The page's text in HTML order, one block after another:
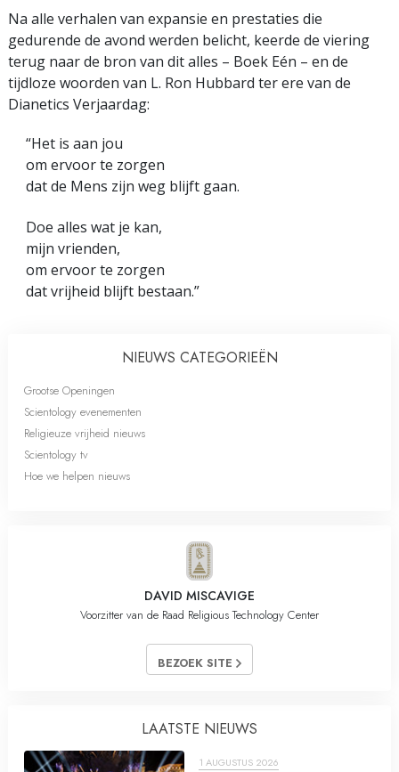
Na alle verhalen van expansie en prestaties die
gedurende de avond werden belicht, keerde de viering
terug naar de bron van dit alles – Boek Eén – en de
tijdloze woorden van L. Ron Hubbard ter ere van de
Dianetics Verjaardag:
“Het is aan jou
om ervoor te zorgen
dat de Mens zijn weg blijft gaan.
Doe alles wat je kan,
mijn vrienden,
om ervoor te zorgen
dat vrijheid blijft bestaan.”
NIEUWS CATEGORIEËN
Grootse Openingen
Scientology evenementen
Religieuze vrijheid nieuws
Scientology tv
Hoe we helpen nieuws
DAVID MISCAVIGE
Voorzitter van de Raad Religious Technology Center
BEZOEK SITE
LAATSTE NIEUWS
1 AUGUSTUS 2026